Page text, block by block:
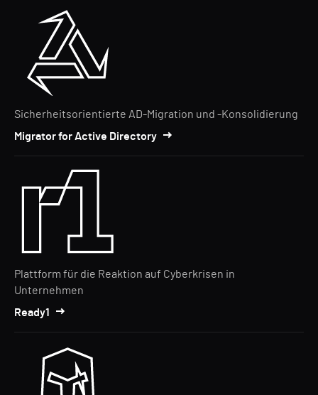
Sicherheitsorientierte AD-Migration und -Konsolidierung
Migrator for Active Directory
Plattform für die Reaktion auf Cyberkrisen in
Unternehmen
Ready1